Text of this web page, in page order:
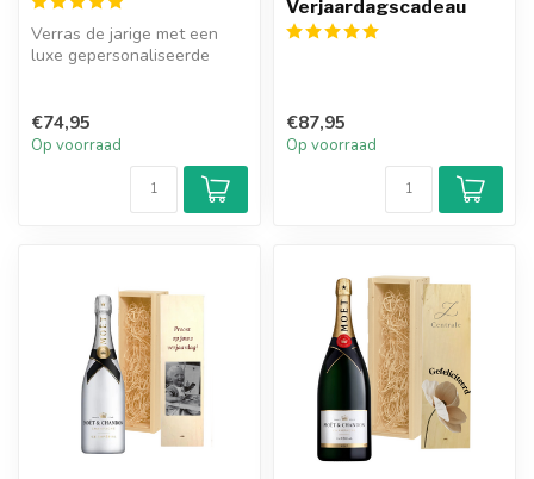
Verras de jarige met een
luxe gepersonaliseerde
€74,95
Op voorraad
Verjaardagscadeau
€87,95
Op voorraad